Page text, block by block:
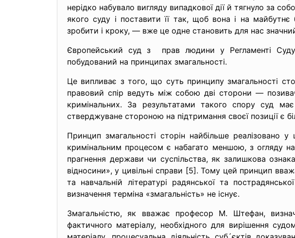
нерідко набувало вигляду випадкової дії й тягнуло за
якого суду і поставити її так, щоб вона і на
зробити і кроку, — вже це одне становить для нас
Європейський суд з прав людини у Регламенті
побудований на принципах змагальності.
Це випливає з того, що суть принципу змагальності
правовий спір ведуть між собою дві сторони —
кримінальних. За результатами такого спору суд
стверджуване стороною на підтримання своєї позиції є
Принцип змагальності сторін найбільше
кримінальним процесом є набагато меншою, з огляду
прагнення держави чи суспільства, як залишкова
відносини», у цивільні справи [5]. Тому цей принцип
та навчальній літературі радянської та
визначення терміна «змагальність» не існує.
Змагальністю, як вважає професор М. Штефан,
фактичного матеріалу, необхідного для вирішення